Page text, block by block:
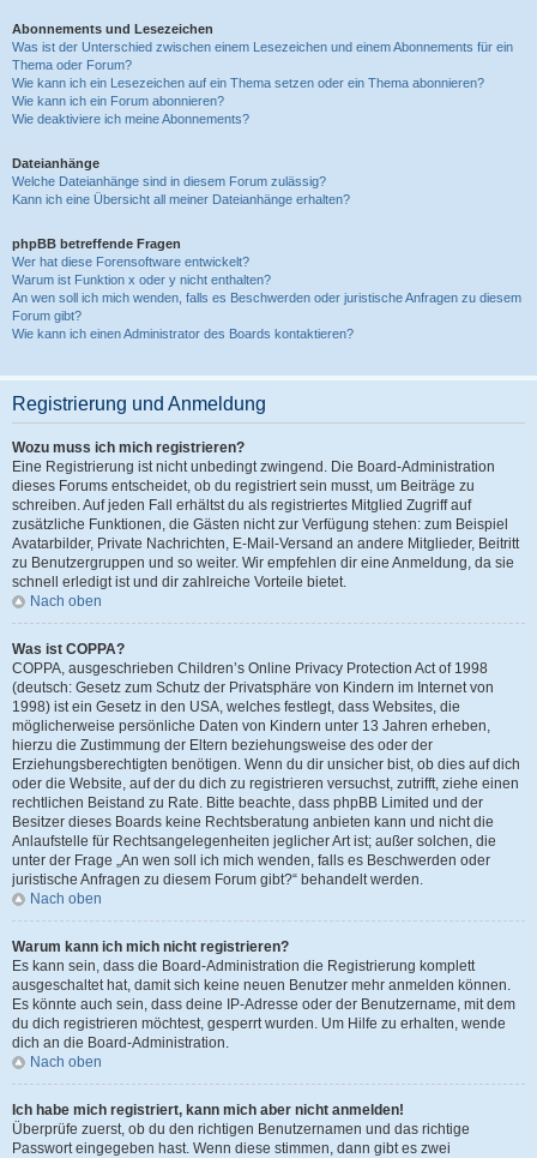
Abonnements und Lesezeichen
Was ist der Unterschied zwischen einem Lesezeichen und einem Abonnements für ein
Thema oder Forum?
Wie kann ich ein Lesezeichen auf ein Thema setzen oder ein Thema abonnieren?
Wie kann ich ein Forum abonnieren?
Wie deaktiviere ich meine Abonnements?
Dateianhänge
Welche Dateianhänge sind in diesem Forum zulässig?
Kann ich eine Übersicht all meiner Dateianhänge erhalten?
phpBB betreffende Fragen
Wer hat diese Forensoftware entwickelt?
Warum ist Funktion x oder y nicht enthalten?
An wen soll ich mich wenden, falls es Beschwerden oder juristische Anfragen zu diesem
Forum gibt?
Wie kann ich einen Administrator des Boards kontaktieren?
Registrierung und Anmeldung
Wozu muss ich mich registrieren?
Eine Registrierung ist nicht unbedingt zwingend. Die Board-Administration
dieses Forums entscheidet, ob du registriert sein musst, um Beiträge zu
schreiben. Auf jeden Fall erhältst du als registriertes Mitglied Zugriff auf
zusätzliche Funktionen, die Gästen nicht zur Verfügung stehen: zum Beispiel
Avatarbilder, Private Nachrichten, E-Mail-Versand an andere Mitglieder, Beitritt
zu Benutzergruppen und so weiter. Wir empfehlen dir eine Anmeldung, da sie
schnell erledigt ist und dir zahlreiche Vorteile bietet.
Nach oben
Was ist COPPA?
COPPA, ausgeschrieben Children’s Online Privacy Protection Act of 1998
(deutsch: Gesetz zum Schutz der Privatsphäre von Kindern im Internet von
1998) ist ein Gesetz in den USA, welches festlegt, dass Websites, die
möglicherweise persönliche Daten von Kindern unter 13 Jahren erheben,
hierzu die Zustimmung der Eltern beziehungsweise des oder der
Erziehungsberechtigten benötigen. Wenn du dir unsicher bist, ob dies auf dich
oder die Website, auf der du dich zu registrieren versuchst, zutrifft, ziehe einen
rechtlichen Beistand zu Rate. Bitte beachte, dass phpBB Limited und der
Besitzer dieses Boards keine Rechtsberatung anbieten kann und nicht die
Anlaufstelle für Rechtsangelegenheiten jeglicher Art ist; außer solchen, die
unter der Frage „An wen soll ich mich wenden, falls es Beschwerden oder
juristische Anfragen zu diesem Forum gibt?“ behandelt werden.
Nach oben
Warum kann ich mich nicht registrieren?
Es kann sein, dass die Board-Administration die Registrierung komplett
ausgeschaltet hat, damit sich keine neuen Benutzer mehr anmelden können.
Es könnte auch sein, dass deine IP-Adresse oder der Benutzername, mit dem
du dich registrieren möchtest, gesperrt wurden. Um Hilfe zu erhalten, wende
dich an die Board-Administration.
Nach oben
Ich habe mich registriert, kann mich aber nicht anmelden!
Überprüfe zuerst, ob du den richtigen Benutzernamen und das richtige
Passwort eingegeben hast. Wenn diese stimmen, dann gibt es zwei